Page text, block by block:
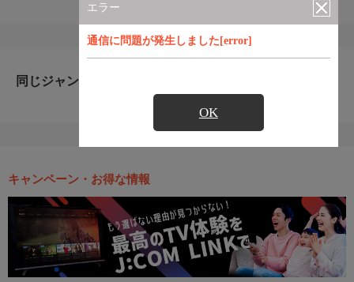
エラー
通信に問題が発生しました[error]
OK
同じジャンルのおすすめ番組
キャンペーン・お得な情報